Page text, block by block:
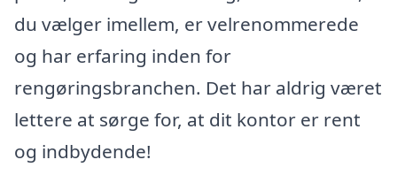
du vælger imellem, er velrenommerede
og har erfaring inden for
rengøringsbranchen. Det har aldrig været
lettere at sørge for, at dit kontor er rent
og indbydende!